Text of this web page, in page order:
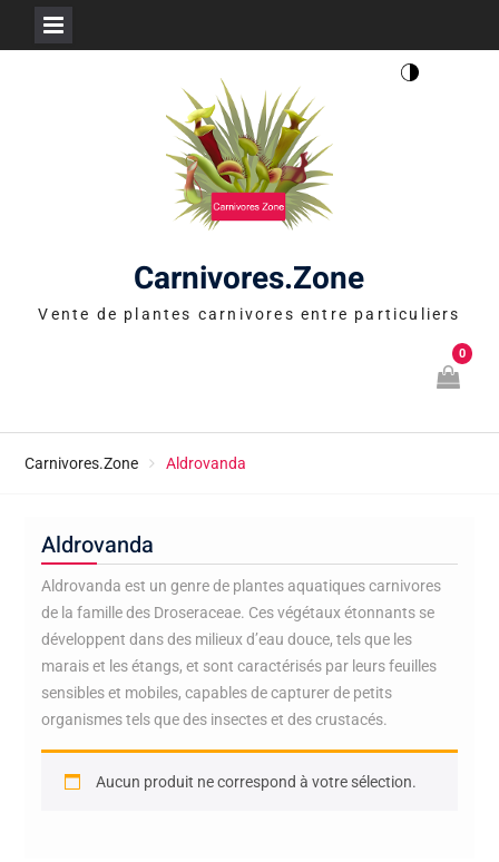
Carnivores.Zone
Vente de plantes carnivores entre particuliers
0
Carnivores.Zone Aldrovanda
Aldrovanda
Aldrovanda est un genre de plantes aquatiques carnivores
de la famille des Droseraceae. Ces végétaux étonnants se
développent dans des milieux d’eau douce, tels que les
marais et les étangs, et sont caractérisés par leurs feuilles
sensibles et mobiles, capables de capturer de petits
organismes tels que des insectes et des crustacés.
Aucun produit ne correspond à votre sélection.